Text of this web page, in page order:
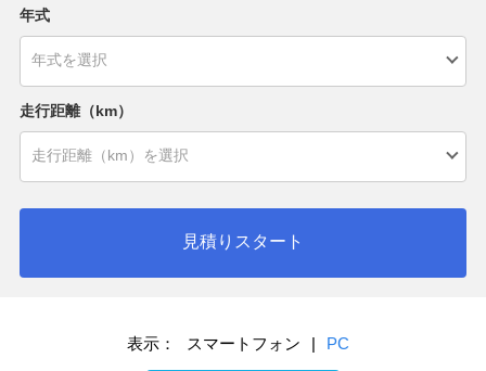
年式
走行距離（km）
見積りスタート
表示： スマートフォン | PC